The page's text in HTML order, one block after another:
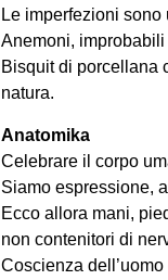
Le imperfezioni
Anemoni,
Bisquit di porcellana
natura.
Anatomika
Celebrare il corpo
Siamo espressione,
Ecco allora mani,
non contenitori di
Coscienza